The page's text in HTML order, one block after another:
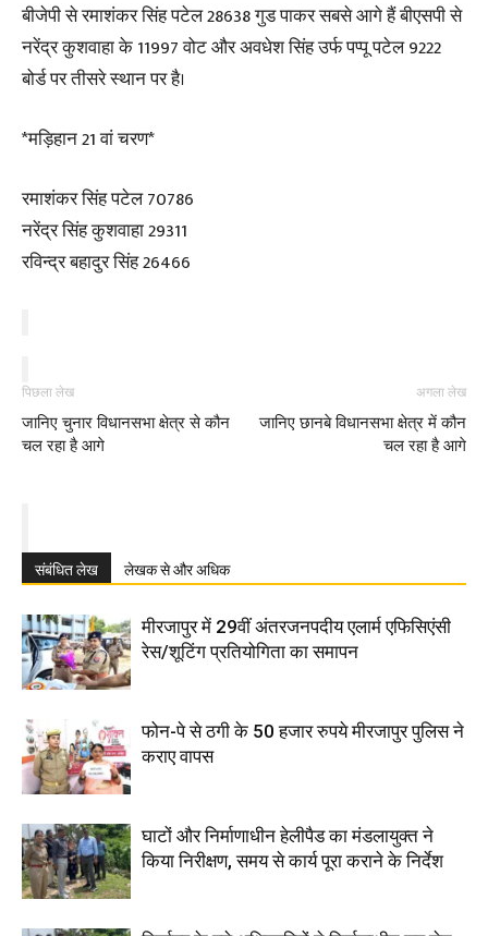
बीजेपी से रमाशंकर सिंह पटेल 28638 गुड पाकर सबसे आगे हैं बीएसपी से
नरेंद्र कुशवाहा के 11997 वोट और अवधेश सिंह उर्फ पप्पू पटेल 9222
बोर्ड पर तीसरे स्थान पर है।
*मड़िहान 21 वां चरण*
रमाशंकर सिंह पटेल 70786
नरेंद्र सिंह कुशवाहा 29311
रविन्द्र बहादुर सिंह 26466
पिछला लेख
जानिए चुनार विधानसभा क्षेत्र से कौन
चल रहा है आगे
अगला लेख
जानिए छानबे विधानसभा क्षेत्र में कौन
चल रहा है आगे
संबंधित लेख लेखक से और अधिक
मीरजापुर में 29वीं अंतरजनपदीय एलार्म एफिसिएंसी
रेस/शूटिंग प्रतियोगिता का समापन
फोन-पे से ठगी के 50 हजार रुपये मीरजापुर पुलिस ने
कराए वापस
घाटों और निर्माणाधीन हेलीपैड का मंडलायुक्त ने
किया निरीक्षण, समय से कार्य पूरा कराने के निर्देश